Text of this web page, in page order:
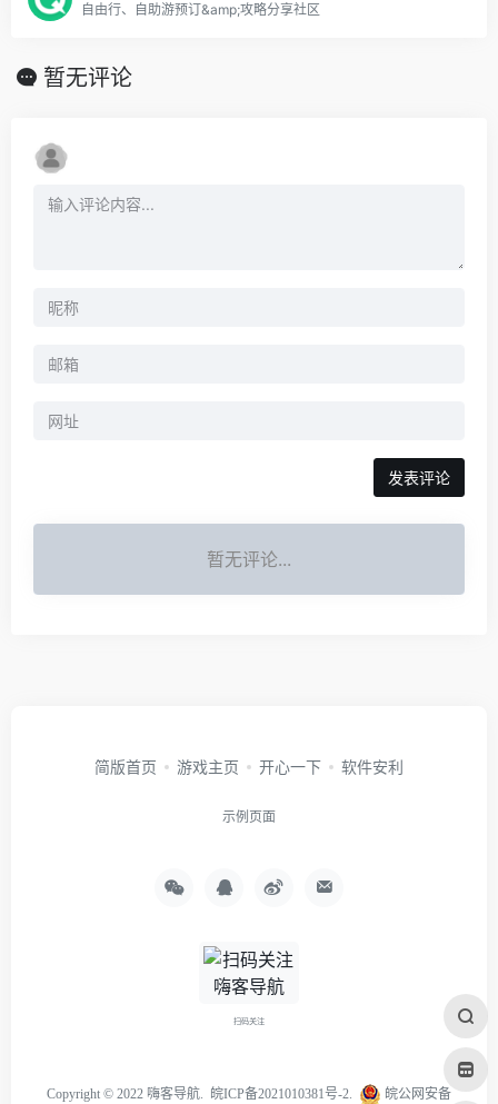
自由行、自助游预订&amp;攻略分享社区
暂无评论
暂无评论...
简版首页 游戏主页 开心一下 软件安利
示例页面
扫码关注
Copyright © 2022 嗨客导航 皖ICP备2021010381号-2 皖公网安备